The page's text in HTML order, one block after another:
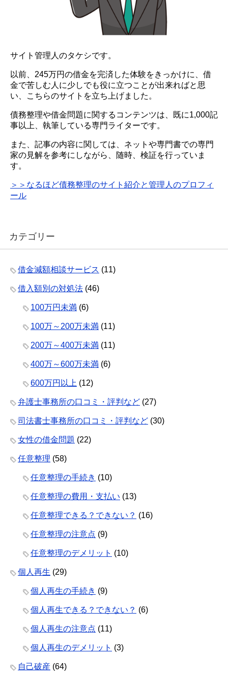
サイト管理人のタケシです。
以前、245万円の借金を完済した体験をきっかけに、借
金で苦しむ人に少しでも役に立つことが出来ればと思
い、こちらのサイトを立ち上げました。
債務整理や借金問題に関するコンテンツは、既に1,000記
事以上、執筆している専門ライターです。
また、記事の内容に関しては、ネットや専門書での専門
家の見解を参考にしながら、随時、検証を行っていま
す。
＞＞なるほど債務整理のサイト紹介と管理人のプロフィ
ール
カテゴリー
借金減額相談サービス (11)
借入額別の対処法 (46)
100万円未満 (6)
100万～200万未満 (11)
200万～400万未満 (11)
400万～600万未満 (6)
600万円以上 (12)
弁護士事務所の口コミ・評判など (27)
司法書士事務所の口コミ・評判など (30)
女性の借金問題 (22)
任意整理 (58)
任意整理の手続き (10)
任意整理の費用・支払い (13)
任意整理できる？できない？ (16)
任意整理の注意点 (9)
任意整理のデメリット (10)
個人再生 (29)
個人再生の手続き (9)
個人再生できる？できない？ (6)
個人再生の注意点 (11)
個人再生のデメリット (3)
自己破産 (64)